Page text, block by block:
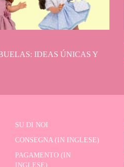
IDEAS ÚNICAS Y
SU DI NOI
CONSEGNA (IN INGLESE)
PAGAMENTO (IN
INGLESE)